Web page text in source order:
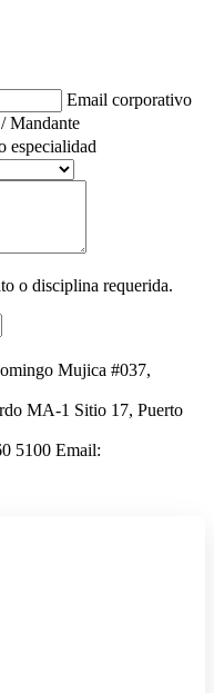
Email corporativo
Mandante
especialidad
o disciplina requerida.
Mujica #037,
MA-1 Sitio 17, Puerto
5100 Email: